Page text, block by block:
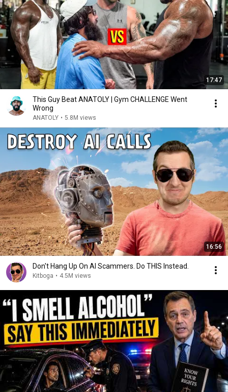
17:47
This Guy Beat ANATOLY | Gym CHALLENGE Went
Wrong
ANATOLY • 5.8M views
16:56
Don't Hang Up On AI Scammers. Do THIS Instead.
Kitboga • 4.5M views